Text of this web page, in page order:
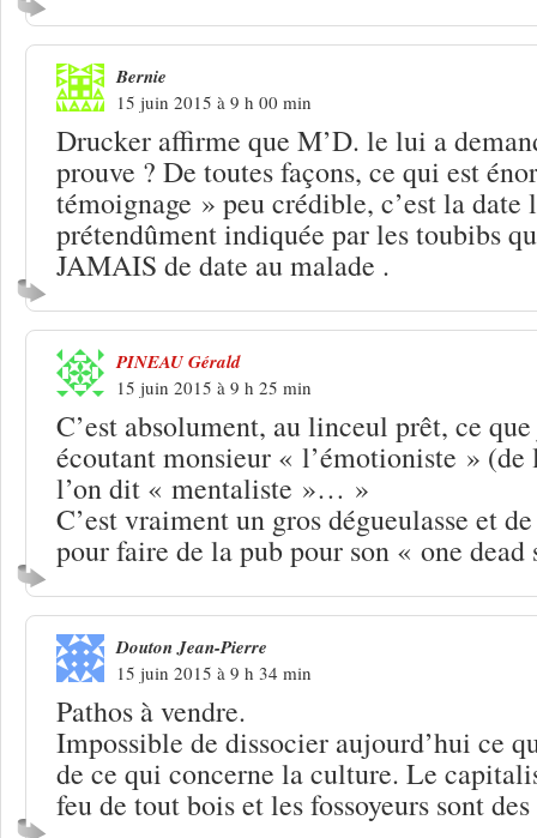
Bernie
15 juin 2015 à 9 h 00 min
Drucker affirme que M’D. le lui a
prouve ? De toutes façons, ce qui est
témoignage » peu crédible, c’est la
prétendûment indiquée par les toubibs
JAMAIS de date au malade .
PINEAU Gérald
15 juin 2015 à 9 h 25 min
C’est absolument, au linceul prêt, ce
écoutant monsieur « l’émotioniste » (de
l’on dit « mentaliste »… »
C’est vraiment un gros dégueulasse et
pour faire de la pub pour son « one
Douton Jean-Pierre
15 juin 2015 à 9 h 34 min
Pathos à vendre.
Impossible de dissocier aujourd’hui ce
de ce qui concerne la culture. Le
feu de tout bois et les fossoyeurs sont